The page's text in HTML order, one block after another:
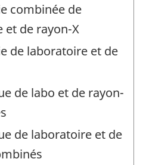
combinée de
et de rayon-X
de laboratoire et de
de labo et de rayon-
de laboratoire et de